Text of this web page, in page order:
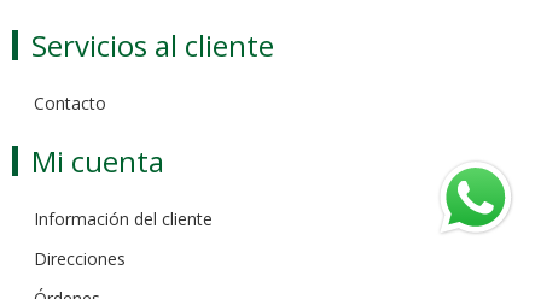
Servicios al cliente
Contacto
Mi cuenta
Información del cliente
Direcciones